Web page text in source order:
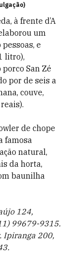
à frente d’A
um
e
litro),
San Zé
por de seis a
couve,
de chope
famosa
natural,
da horta,
baunilha
124,
99679-9315.
Ipiranga 200,